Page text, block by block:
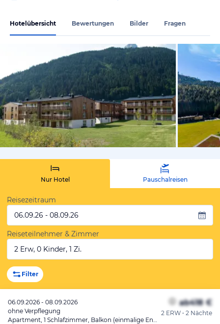
Hotelübersicht Bewertungen Bilder Fragen
vom
Nur Hotel Pauschalreisen
Reisezeitraum
06.09.26 - 08.09.26
Reiseteilnehmer & Zimmer
2 Erw, 0 Kinder, 1 Zi.
Filter
06.09.2026 - 08.09.2026
ohne Verpflegung
Apartment, 1 Schlafzimmer, Balkon (einmalige Endreinigung inklusive)
ab418 €
2 ERW • 2 Nächte